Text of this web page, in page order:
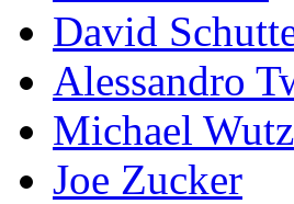
David
Alessandro
Michael Wutz
Joe Zucker